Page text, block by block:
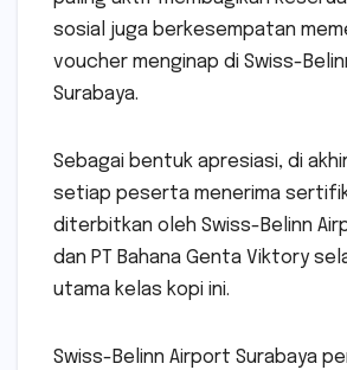
sosial juga berkesempatan
voucher menginap di Swiss-
Surabaya.
Sebagai bentuk apresiasi, di
setiap peserta menerima
diterbitkan oleh Swiss-Belinn
dan PT Bahana Genta Viktory
utama kelas kopi ini.
Swiss-Belinn Airport Surabaya